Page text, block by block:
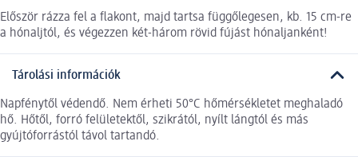
Először rázza fel a flakont, majd tartsa függőlegesen, kb. 15 cm-re
a hónaljtól, és végezzen két-három rövid fújást hónaljanként!
Tárolási információk
Napfénytől védendő. Nem érheti 50°C hőmérsékletet meghaladó
hő. Hőtől, forró felületektől, szikrától, nyílt lángtól és más
gyújtóforrástól távol tartandó.